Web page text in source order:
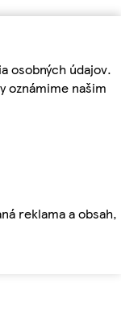
osobných údajov.
oznámime našim
reklama a obsah,